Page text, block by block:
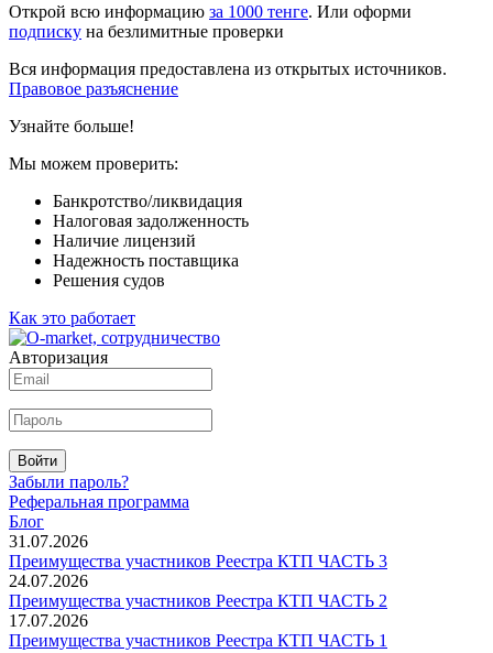
Открой всю информацию за 1000 тенге. Или оформи
подписку на безлимитные проверки
Вся информация предоставлена из открытых источников.
Правовое разъяснение
Узнайте больше!
Мы можем проверить:
Банкротство/ликвидация
Налоговая задолженность
Наличие лицензий
Надежность поставщика
Решения судов
Как это работает
Авторизация
Войти
Забыли пароль?
Реферальная программа
Блог
31.07.2026
Преимущества участников Реестра КТП ЧАСТЬ 3
24.07.2026
Преимущества участников Реестра КТП ЧАСТЬ 2
17.07.2026
Преимущества участников Реестра КТП ЧАСТЬ 1